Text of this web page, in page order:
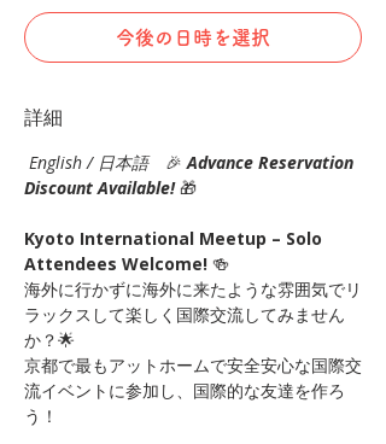
今後の日時を選択
詳細
English / 日本語 🎉 Advance Reservation
Discount Available! 🎁
Kyoto International Meetup – Solo
Attendees Welcome! 🍻
海外に行かずに海外に来たような雰囲気でリ
ラックスして楽しく国際交流してみません
か？🌟
京都で最もアットホームで安全安心な国際交
流イベントに参加し、国際的な友達を作ろ
う！